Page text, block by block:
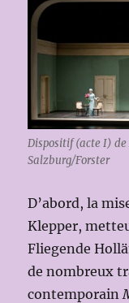
Dispositif (acte I)
Salzburg/Forster
D’abord, la
Klepper,
Fliegende
de nombreux
contemporain